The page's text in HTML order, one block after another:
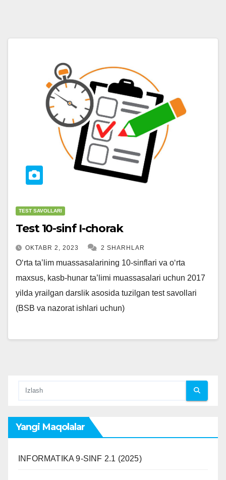
TEST SAVOLLARI
Test 10-sinf I-chorak
OKTABR 2, 2023 2 SHARHLAR
O‘rta ta’lim muassasalarining 10-sinflari va o‘rta
maxsus, kasb-hunar ta’limi muassasalari uchun 2017
yilda yrailgan darslik asosida tuzilgan test savollari
(BSB va nazorat ishlari uchun)
Yangi Maqolalar
INFORMATIKA 9-SINF 2.1 (2025)